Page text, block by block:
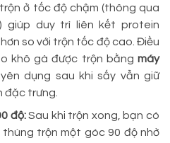
ở tốc độ chậm (thông qua
giúp duy trì liên kết protein
so với trộn tốc độ cao. Điều
khô gà được trộn bằng máy
dụng sau khi sấy vẫn giữ
đặc trưng.
độ:Sau khi trộn xong, bạn có
trộn một góc 90 độ nhờ